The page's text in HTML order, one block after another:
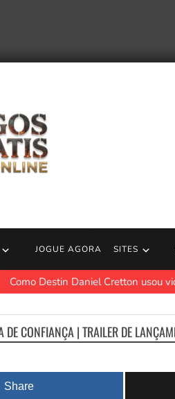
JOGUE AGORA SITES
Como Destin Daniel Cretton usou
CONFIANÇA | TRAILER DE
Share